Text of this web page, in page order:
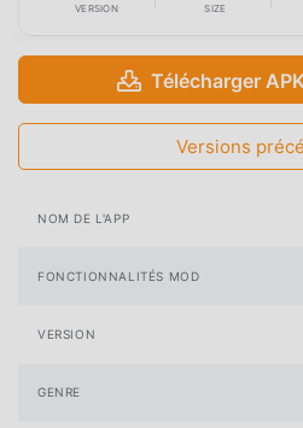
VERSION SIZE
Télécharger
Versions
NOM DE L'APP
FONCTIONNALITÉS MOD
VERSION
GENRE